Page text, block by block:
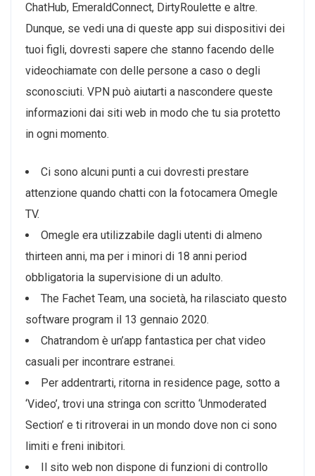
ChatHub, EmeraldConnect, DirtyRoulette e altre.
Dunque, se vedi una di queste app sui dispositivi dei
tuoi figli, dovresti sapere che stanno facendo delle
videochiamate con delle persone a caso o degli
sconosciuti. VPN può aiutarti a nascondere queste
informazioni dai siti web in modo che tu sia protetto
in ogni momento.
Ci sono alcuni punti a cui dovresti prestare
attenzione quando chatti con la fotocamera Omegle
TV.
Omegle era utilizzabile dagli utenti di almeno
thirteen anni, ma per i minori di 18 anni period
obbligatoria la supervisione di un adulto.
The Fachet Team, una società, ha rilasciato questo
software program il 13 gennaio 2020.
Chatrandom è un’app fantastica per chat video
casuali per incontrare estranei.
Per addentrarti, ritorna in residence page, sotto a
‘Video’, trovi una stringa con scritto ‘Unmoderated
Section’ e ti ritroverai in un mondo dove non ci sono
limiti e freni inibitori.
Il sito web non dispone di funzioni di controllo